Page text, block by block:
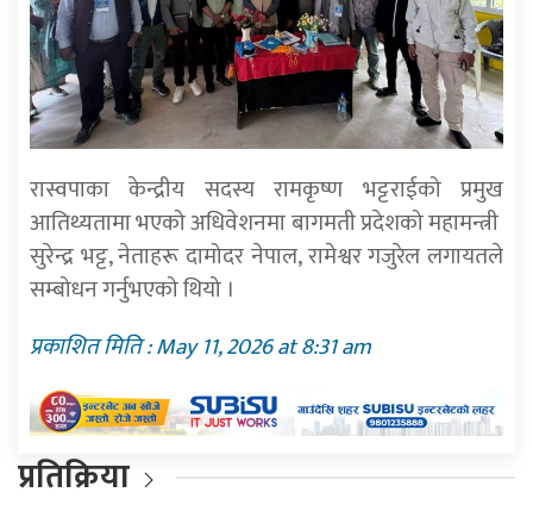
रास्वपाका केन्द्रीय सदस्य रामकृष्ण भट्टराईको प्रमुख
आतिथ्यतामा भएको अधिवेशनमा बागमती प्रदेशको महामन्त्री
सुरेन्द्र भट्ट, नेताहरू दामोदर नेपाल, रामेश्वर गजुरेल लगायतले
सम्बोधन गर्नुभएको थियो ।
प्रकाशित मिति : May 11, 2026 at 8:31 am
प्रतिक्रिया